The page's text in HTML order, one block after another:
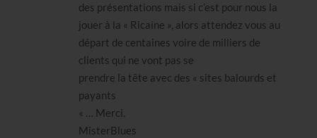
des présentations mais si c’est pour nous la
jouer à la « Ricaine », alors attendez vous au
départ de centaines voire de milliers de
clients qui ne vont pas se
prendre la tête avec des « sites balourds et
payants
« … Merci.
MisterBlues